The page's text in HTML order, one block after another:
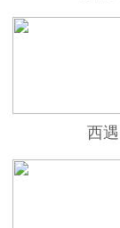
西遇